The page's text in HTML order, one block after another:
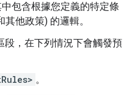
包含根據您定義的特定條
他政策) 的邏輯。
段，在下列情況下會觸發預
。